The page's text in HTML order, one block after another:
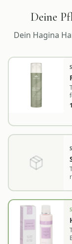
Deine
Dein Hagina